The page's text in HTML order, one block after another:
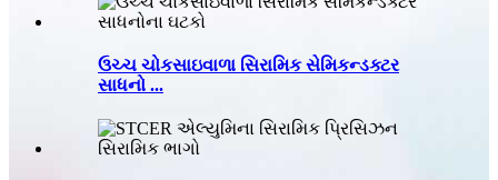
ઉચ્ચ ચોકસાઇવાળા સિરામિક સેમિકન્ડક્ટર
સાધનો ...